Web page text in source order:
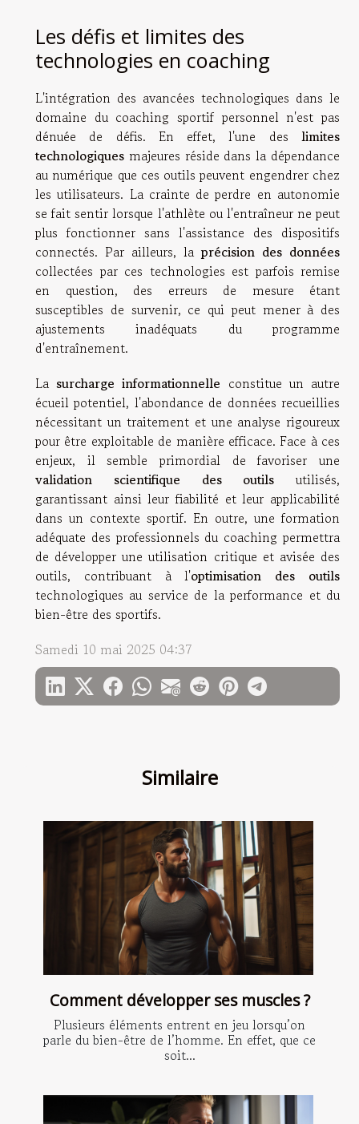
Similaire
Comment développer ses muscles ?
Plusieurs éléments entrent en jeu lorsqu’on
parle du bien-être de l’homme. En effet, que ce
soit...
Les défis et limites des
technologies en coaching
L'intégration des avancées technologiques dans le
domaine du coaching sportif personnel n'est pas
dénuée de défis. En effet, l'une des limites
technologiques majeures réside dans la dépendance
au numérique que ces outils peuvent engendrer chez
les utilisateurs. La crainte de perdre en autonomie
se fait sentir lorsque l'athlète ou l'entraîneur ne peut
plus fonctionner sans l'assistance des dispositifs
connectés. Par ailleurs, la précision des données
collectées par ces technologies est parfois remise
en question, des erreurs de mesure étant
susceptibles de survenir, ce qui peut mener à des
ajustements inadéquats du programme
d'entraînement.
Lasurcharge informationnelle constitue un autre
écueil potentiel, l'abondance de données recueillies
nécessitant un traitement et une analyse rigoureux
pour être exploitable de manière efficace. Face à ces
enjeux, il semble primordial de favoriser une
validation scientifique des outils utilisés,
garantissant ainsi leur fiabilité et leur applicabilité
dans un contexte sportif. En outre, une formation
adéquate des professionnels du coaching permettra
de développer une utilisation critique et avisée des
outils, contribuant à l'optimisation des outils
technologiques au service de la performance et du
bien-être des sportifs.
Samedi 10 mai 2025 04:37